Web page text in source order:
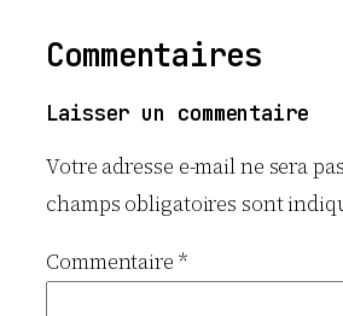
Commentaires
Laisser un commentaire
Votre adresse e-mail ne sera
champs obligatoires sont
Commentaire *